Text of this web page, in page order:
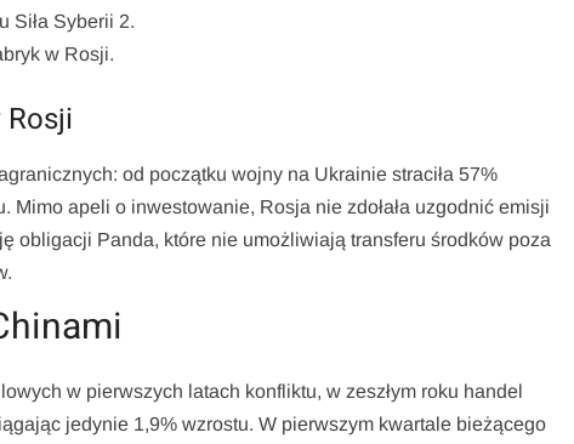
Siła Syberii 2.
w Rosji.
od początku wojny na Ukrainie straciła 57%
apeli o inwestowanie, Rosja nie zdołała uzgodnić emisji
obligacji Panda, które nie umożliwiają transferu środków poza
w pierwszych latach konfliktu, w zeszłym roku handel
jedynie 1,9% wzrostu. W pierwszym kwartale bieżącego